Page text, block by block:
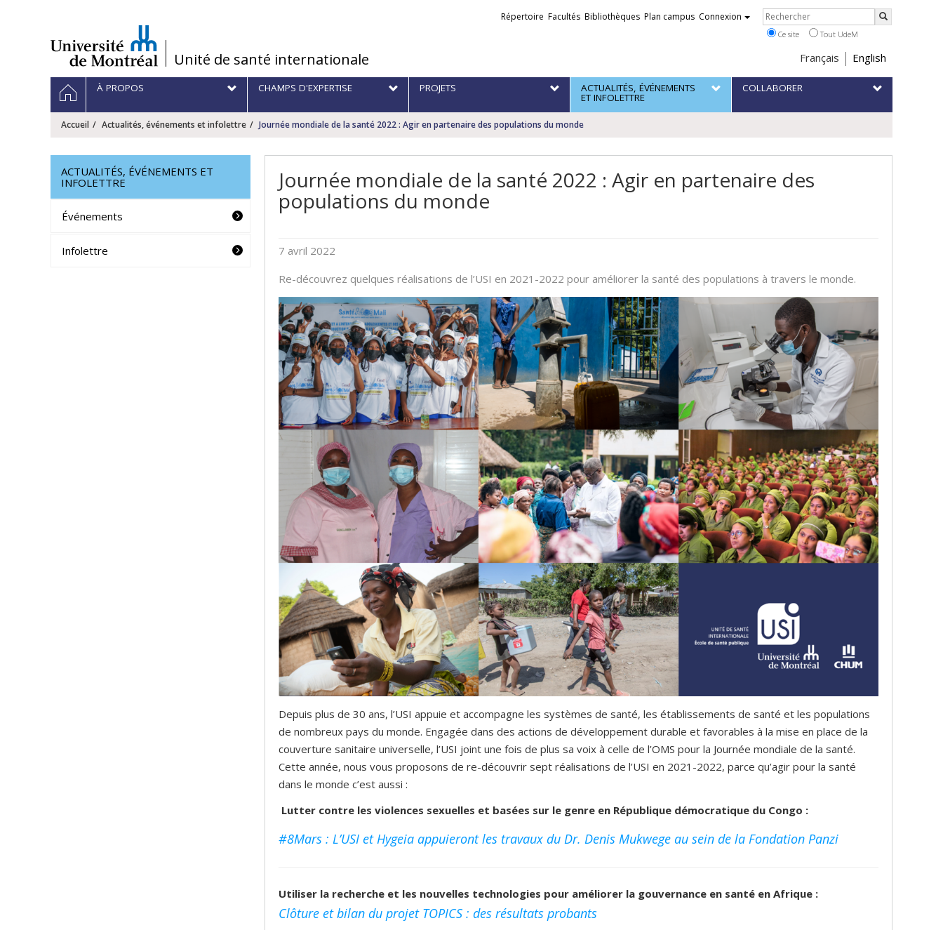
/Unité de santé internationale Choix
de
la
langue
Français English
Liens
Répertoire Facultés Bibliothèques Plan campus Connexion Rechercher
Ce site Tout UdeM
Navigation
principale
ACCUEILÀ PROPOS CHAMPS D'EXPERTISE PROJETS ACTUALITÉS, ÉVÉNEMENTS
ET INFOLETTRE
COLLABORER
Accueil Actualités, événements et infolettre Journée mondiale de la santé 2022 : Agir en partenaire des populations du monde
Journée mondiale de la santé 2022 : Agir en partenaire des
populations du monde
7 avril 2022
Re-découvrez quelques réalisations de l’USI en 2021-2022 pour améliorer la santé des populations à travers le monde.
Depuis plus de 30 ans, l’USI appuie et accompagne les systèmes de santé, les établissements de santé et les populations
de nombreux pays du monde. Engagée dans des actions de développement durable et favorables à la mise en place de la
couverture sanitaire universelle, l’USI joint une fois de plus sa voix à celle de l’OMS pour la Journée mondiale de la santé.
Cette année, nous vous proposons de re-découvrir sept réalisations de l’USI en 2021-2022, parce qu’agir pour la santé
dans le monde c’est aussi :
Lutter contre les violences sexuelles et basées sur le genre en République démocratique du Congo :
#8Mars : L’USI et Hygeia appuieront les travaux du Dr. Denis Mukwege au sein de la Fondation Panzi
Utiliser la recherche et les nouvelles technologies pour améliorer la gouvernance en santé en Afrique :
Clôture et bilan du projet TOPICS : des résultats probants
ACTUALITÉS, ÉVÉNEMENTS ET
INFOLETTRE
Événements
Infolettre